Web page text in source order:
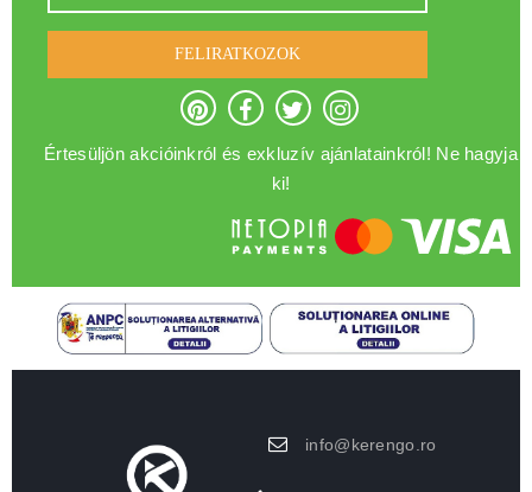
FELIRATKOZOK
Értesüljön akcióinkról és exkluzív ajánlatainkról! Ne hagyja
ki!
info@kerengo.ro